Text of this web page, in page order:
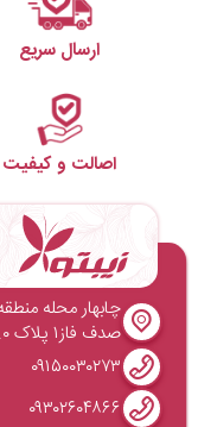
ارسال سریع
اصالت و کیفیت
چابهار محله
صدف فاز۱ پلاک ۰.۰ طبقه ۱- واحد ۳۵۴
۰۹۱۵۰۰۳۰۲۷۳
۰۹۳۰۲۶۰۴۸۶۶